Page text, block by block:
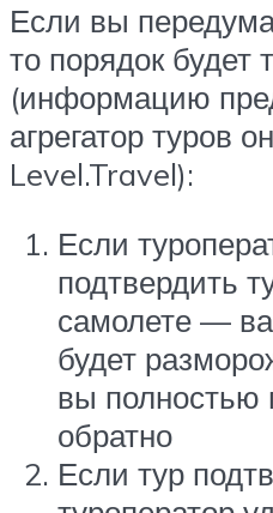
Если вы
то порядок будет
(информацию
агрегатор туров
Level.Travel):
Если
подтвердить
самолете —
будет
вы полностью
обратно
Если тур